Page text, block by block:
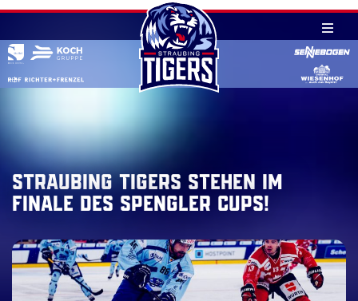
Skip
content
Straubing Tigers stehen im
Finale des Spengler Cups!